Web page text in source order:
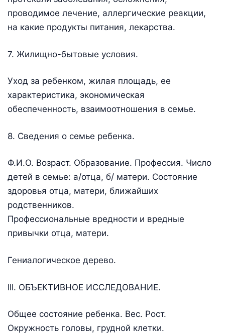
проводимое лечение, аллергические реакции,
на какие продукты питания, лекарства.
7. Жилищно-бытовые условия.
Уход за ребенком, жилая площадь, ее
характеристика, экономическая
обеспеченность, взаимоотношения в семье.
8. Сведения о семье ребенка.
Ф.И.О. Возраст. Образование. Профессия. Число
детей в семье: а/отца, б/ матери. Состояние
здоровья отца, матери, ближайших
родственников.
Профессиональные вредности и вредные
привычки отца, матери.
Гениалогическое дерево.
III. ОБЪЕКТИВНОЕ ИССЛЕДОВАНИЕ.
Общее состояние ребенка. Вес. Рост.
Окружность головы, грудной клетки.